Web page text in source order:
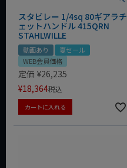
スタビレー 1/4sq 80ギアラチ
ェットハンドル 415QRN
STAHLWILLE
動画あり
夏セール
WEB会員価格
定価 ¥26,235
¥18,364税込
カートに入れる